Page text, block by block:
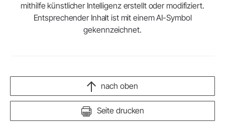
mithilfe künstlicher Intelligenz erstellt oder modifiziert.
Entsprechender Inhalt ist mit einem AI-Symbol
gekennzeichnet.
Seite drucken
nach oben